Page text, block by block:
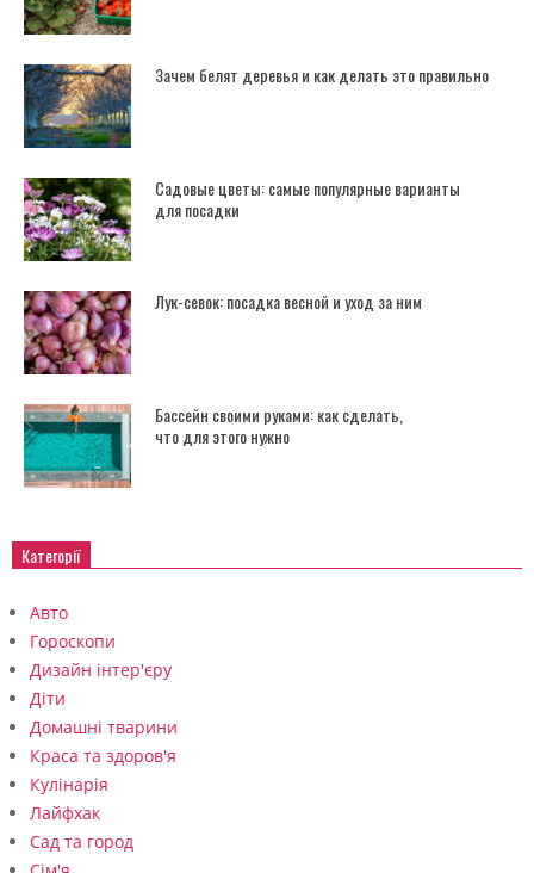
Зачем белят деревья и как делать это правильно
Садовые цветы: самые популярные варианты
для посадки
Лук-севок: посадка весной и уход за ним
Бассейн своими руками: как сделать,
что для этого нужно
Категорії
Авто
Гороскопи
Дизайн інтер'єру
Діти
Домашні тварини
Краса та здоров'я
Кулінарія
Лайфхак
Сад та город